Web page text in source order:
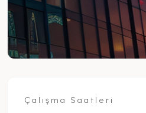
Çalışma Saatleri